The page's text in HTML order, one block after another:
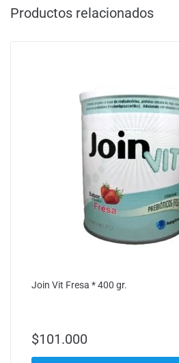
Productos relacionados
Join Vit Fresa * 400 gr.
$101.000